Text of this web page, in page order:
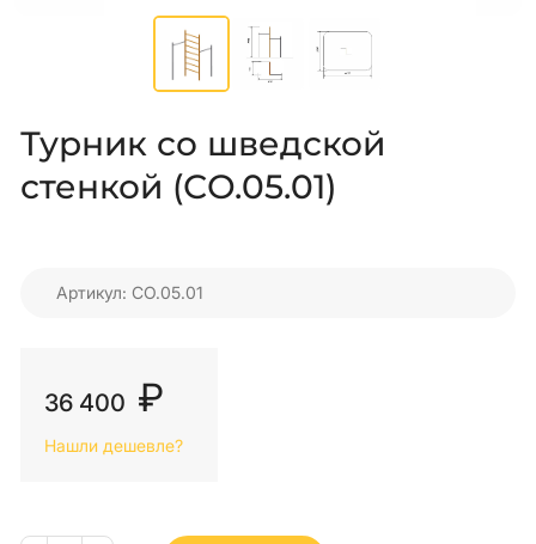
Турник со шведской
стенкой (СО.05.01)
Артикул: СО.05.01
36 400 ₽
Нашли дешевле?